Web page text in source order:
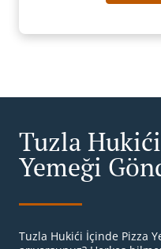
Tuzla
Yemeği
Tuzla Hukići İçinde Pizza